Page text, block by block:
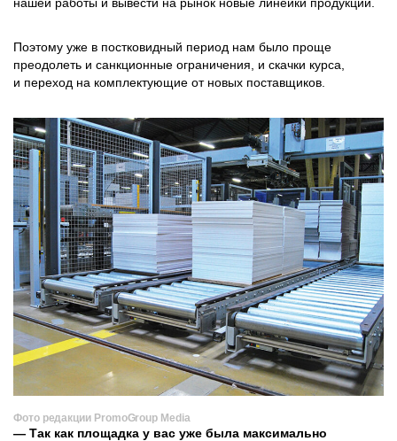
Поэтому уже в постковидный период нам было проще
преодолеть и санкционные ограничения, и скачки курса,
и переход на комплектующие от новых поставщиков.
Фото редакции PromoGroup Media
— Так как площадка у вас уже была максимально